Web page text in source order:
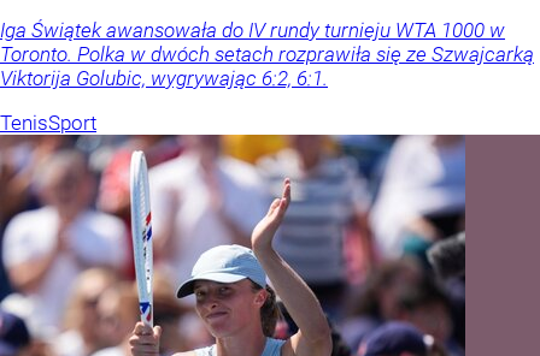
Iga Świątek awansowała do IV rundy turnieju WTA 1000 w
Toronto. Polka w dwóch setach rozprawiła się ze Szwajcarką
Viktorija Golubic, wygrywając 6:2, 6:1.
TenisSport